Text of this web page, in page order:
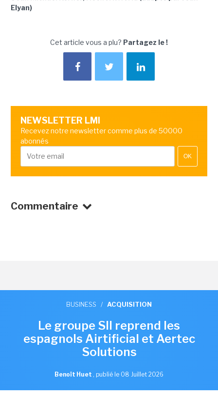
Elyan)
Cet article vous a plu? Partagez le !
NEWSLETTER LMI
Recevez notre newsletter comme plus de 50000
abonnés
OK
Commentaire
BUSINESS / ACQUISITION
Le groupe SII reprend les
espagnols Airtificial et Aertec
Solutions
Benoît Huet , publié le 08 Juillet 2026